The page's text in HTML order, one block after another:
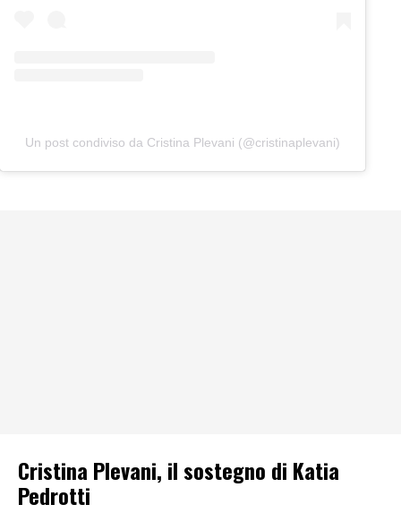
Un post condiviso da Cristina Plevani (@cristinaplevani)
Cristina Plevani, il sostegno di Katia
Pedrotti